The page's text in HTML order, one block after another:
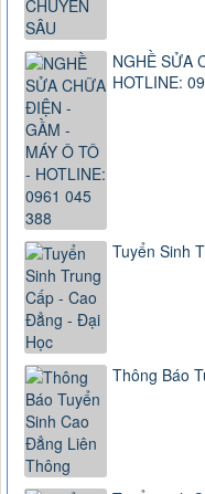
NGHỀ SỬA
HOTLINE:
Tuyển Sinh
Thông Báo